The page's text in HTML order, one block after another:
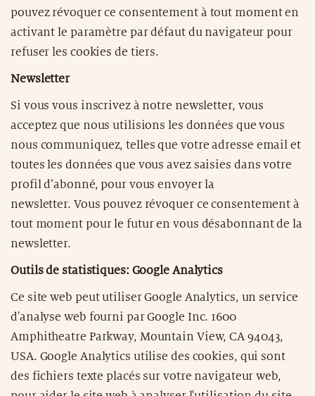
pouvez révoquer ce consentement à tout moment en
activant le paramètre par défaut du navigateur pour
refuser les cookies de tiers.
Newsletter
Si vous vous inscrivez à notre newsletter, vous
acceptez que nous utilisions les données que vous
nous communiquez, telles que votre adresse email et
toutes les données que vous avez saisies dans votre
profil d’abonné, pour vous envoyer la
newsletter. Vous pouvez révoquer ce consentement à
tout moment pour le futur en vous désabonnant de la
newsletter.
Outils de statistiques: Google Analytics
Ce site web peut utiliser Google Analytics, un service
d'analyse web fourni par Google Inc. 1600
Amphitheatre Parkway, Mountain View, CA 94043,
USA. Google Analytics utilise des cookies, qui sont
des fichiers texte placés sur votre navigateur web,